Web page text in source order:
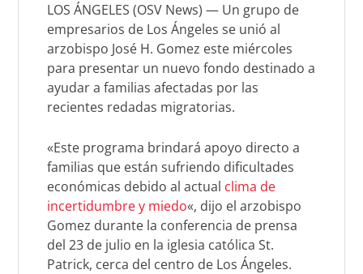
LOS ÁNGELES (OSV News) — Un grupo de
empresarios de Los Ángeles se unió al
arzobispo José H. Gomez este miércoles
para presentar un nuevo fondo destinado a
ayudar a familias afectadas por las
recientes redadas migratorias.
«Este programa brindará apoyo directo a
familias que están sufriendo dificultades
económicas debido al actual clima de
incertidumbre y miedo«, dijo el arzobispo
Gomez durante la conferencia de prensa
del 23 de julio en la iglesia católica St.
Patrick, cerca del centro de Los Ángeles.